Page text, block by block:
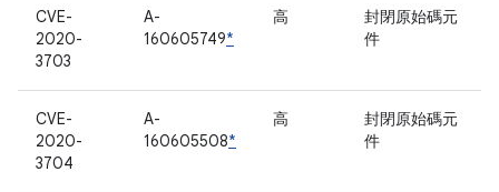
CVE-
2020-
3703
A-
160605749*
高
封閉原始碼元
件
CVE-
2020-
3704
A-
160605508*
高
封閉原始碼元
件